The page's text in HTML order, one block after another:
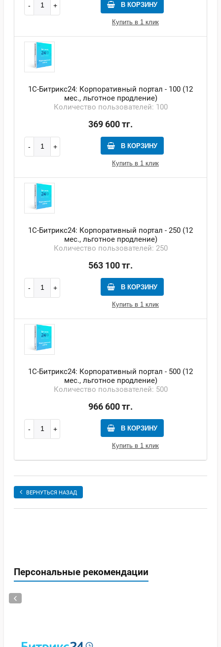
В КОРЗИНУ
Купить в 1 клик
1С-Битрикс24: Корпоративный портал - 100 (12
мес., льготное продление)
Количество пользователей: 100
369 600 тг.
В КОРЗИНУ
Купить в 1 клик
1С-Битрикс24: Корпоративный портал - 250 (12
мес., льготное продление)
Количество пользователей: 250
563 100 тг.
В КОРЗИНУ
Купить в 1 клик
1С-Битрикс24: Корпоративный портал - 500 (12
мес., льготное продление)
Количество пользователей: 500
966 600 тг.
В КОРЗИНУ
Купить в 1 клик
ВЕРНУТЬСЯ НАЗАД
Персональные рекомендации